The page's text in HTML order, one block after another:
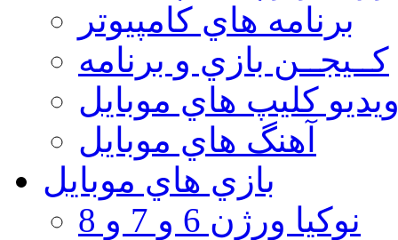
برنامه هاي كامپيوتر
كــيجــن بازي و برنامه
كليپ هاي موبايل
آهنگ هاي موبايل
بازي هاي موبايل
نوكيا ورژن 6 و 7 و 8